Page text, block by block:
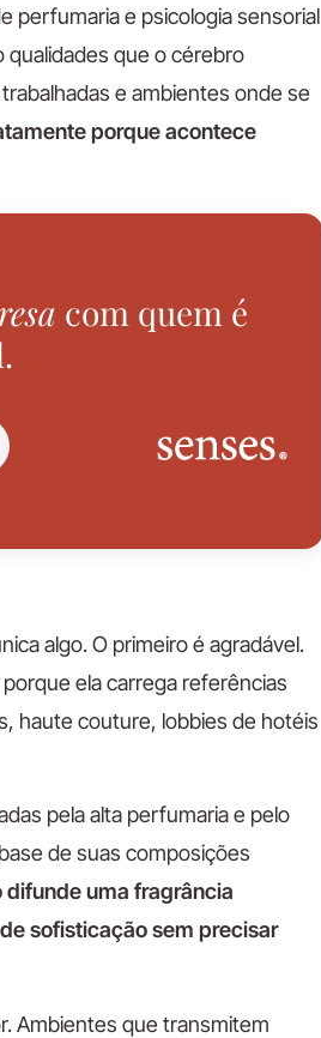
perfumaria e psicologia sensorial
qualidades que o cérebro
e ambientes onde se
porque acontece
com quem é
algo. O primeiro é agradável.
ela carrega referências
haute couture, lobbies de hotéis
pela alta perfumaria e pelo
de suas composições
difunde uma fragrância
sofisticação sem precisar
Ambientes que transmitem